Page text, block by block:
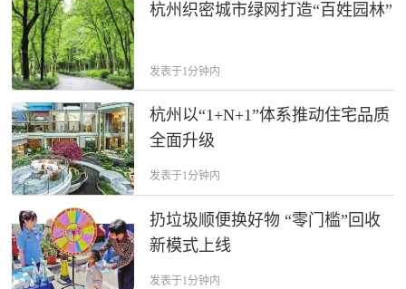
杭州织密城市绿网打造“百姓园林”
发表于1分钟内
杭州以“1+N+1”体系推动住宅品质
全面升级
发表于1分钟内
扔垃圾顺便换好物 “零门槛”回收
新模式上线
发表于1分钟内